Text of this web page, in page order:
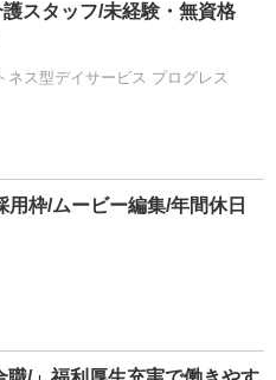
スタッフ/未経験・無資格
ス型デイサービス プログレス
用枠/ムービー編集/年間休日